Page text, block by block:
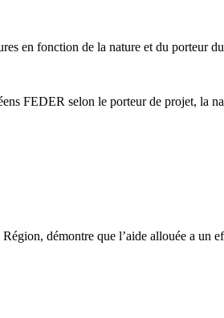
en fonction de la nature et du porteur
FEDER selon le porteur de projet, la
démontre que l’aide allouée a un